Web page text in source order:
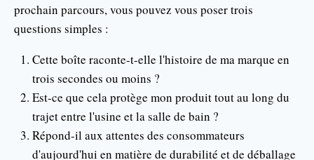
prochain parcours, vous pouvez vous poser trois
questions simples :
Cette boîte raconte-t-elle l'histoire de ma marque en
trois secondes ou moins ?
Est-ce que cela protège mon produit tout au long du
trajet entre l'usine et la salle de bain ?
Répond-il aux attentes des consommateurs
d'aujourd'hui en matière de durabilité et de déballage